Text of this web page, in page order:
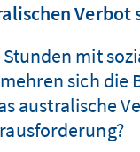
mit
sich
australische